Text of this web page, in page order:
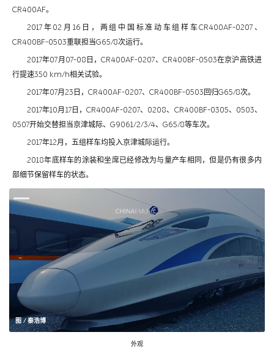
CR400AF。
2017年02月16日，两组中国标准动车组样车CR400AF-0207、
CR400BF-0503重联担当G65/8次运行。
2017年07月07-08日，CR400AF-0207、CR400BF-0503在京沪高铁进
行提速350 km/h相关试验。
2017年07月23日，CR400AF-0207、CR400BF-0503回归G65/8次。
2017年10月17日，CR400AF-0207、0208、CR400BF-0305、0503、
0507开始交替担当京津城际、G9061/2/3/4、G65/8等车次。
2017年12月，五组样车均投入京津城际运行。
2018年底样车的涂装和坐席已经修改为与量产车相同，但是仍有很多内
部细节保留样车的状态。
图 / 秦浩博
外观